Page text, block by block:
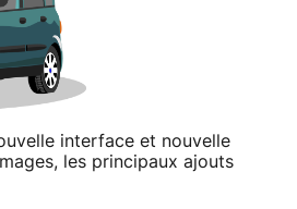
interface et nouvelle
les principaux ajouts